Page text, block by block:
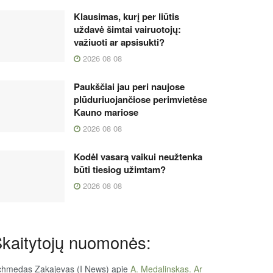
Klausimas, kurį per liūtis
uždavė šimtai vairuotojų:
važiuoti ar apsisukti?
2026 08 08
Paukščiai jau peri naujose
plūduriuojančiose perimvietėse
Kauno mariose
2026 08 08
Kodėl vasarą vaikui neužtenka
būti tiesiog užimtam?
2026 08 08
nuomonės:
Zakajevas (I News) apie A. Medalinskas. Ar